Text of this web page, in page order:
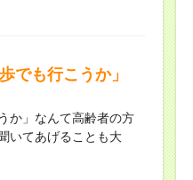
でも行こうか」
か」なんて高齢者の方
いてあげることも大